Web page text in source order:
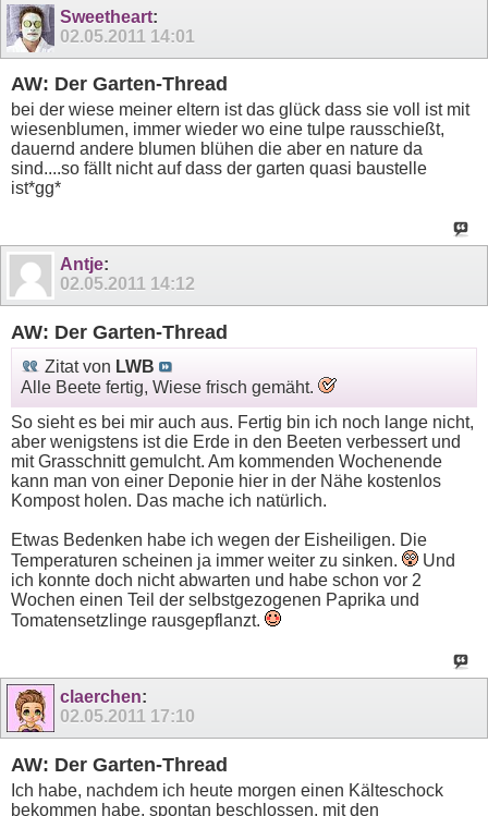
Sweetheart:
02.05.2011 14:01
AW: Der Garten-Thread
bei der wiese meiner eltern ist das glück dass sie voll ist mit
wiesenblumen, immer wieder wo eine tulpe rausschießt,
dauernd andere blumen blühen die aber en nature da
sind....so fällt nicht auf dass der garten quasi baustelle
ist*gg*
Antje:
02.05.2011 14:12
AW: Der Garten-Thread
Zitat von LWB
Alle Beete fertig, Wiese frisch gemäht.
So sieht es bei mir auch aus. Fertig bin ich noch lange nicht,
aber wenigstens ist die Erde in den Beeten verbessert und
mit Grasschnitt gemulcht. Am kommenden Wochenende
kann man von einer Deponie hier in der Nähe kostenlos
Kompost holen. Das mache ich natürlich.
Etwas Bedenken habe ich wegen der Eisheiligen. Die
Temperaturen scheinen ja immer weiter zu sinken.
Und
ich konnte doch nicht abwarten und habe schon vor 2
Wochen einen Teil der selbstgezogenen Paprika und
Tomatensetzlinge rausgepflanzt.
claerchen:
02.05.2011 17:10
AW: Der Garten-Thread
Ich habe, nachdem ich heute morgen einen Kälteschock
bekommen habe, spontan beschlossen, mit den